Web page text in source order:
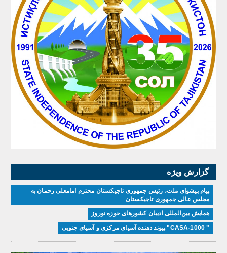
گزارش ویژه
پیام پیشوای ملت، رئیس جمهوری تاجیکستان محترم امامعلی رحمان به
مجلس عالی جمهوری تاجیکستان
همایش بین‌المللی ادیبان کشور‌های حوزه نوروز
" CASA-1000" پیوند دهنده آسیای مرکزی و آسیای جنوبی